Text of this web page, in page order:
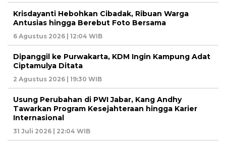
Krisdayanti Hebohkan Cibadak, Ribuan Warga
Antusias hingga Berebut Foto Bersama
6 Agustus 2026 | 12:04 WIB
Dipanggil ke Purwakarta, KDM Ingin Kampung Adat
Ciptamulya Ditata
2 Agustus 2026 | 19:30 WIB
Usung Perubahan di PWI Jabar, Kang Andhy
Tawarkan Program Kesejahteraan hingga Karier
Internasional
31 Juli 2026 | 22:04 WIB